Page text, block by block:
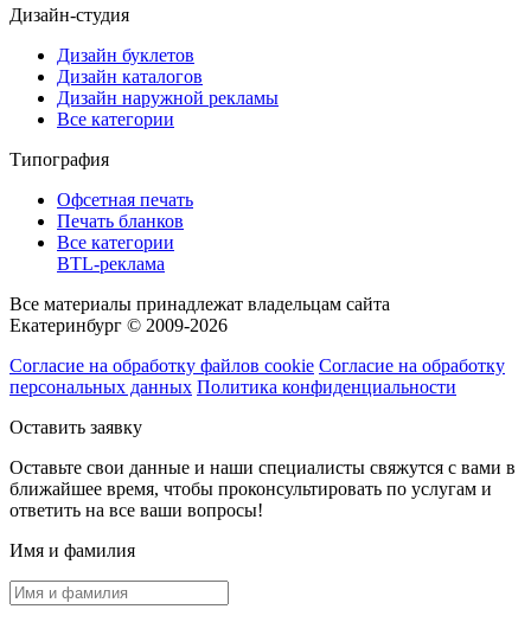
Дизайн-студия
Дизайн буклетов
Дизайн каталогов
Дизайн наружной рекламы
Все категории
Типография
Офсетная печать
Печать бланков
Все категории
BTL-реклама
Все материалы принадлежат владельцам сайта
Екатеринбург © 2009-2026
Согласие на обработку файлов cookie Согласие на обработку
персональных данных Политика конфиденциальности
Оставить заявку
Оставьте свои данные и наши специалисты свяжутся с вами в
ближайшее время, чтобы проконсультировать по услугам и
ответить на все ваши вопросы!
Имя и фамилия